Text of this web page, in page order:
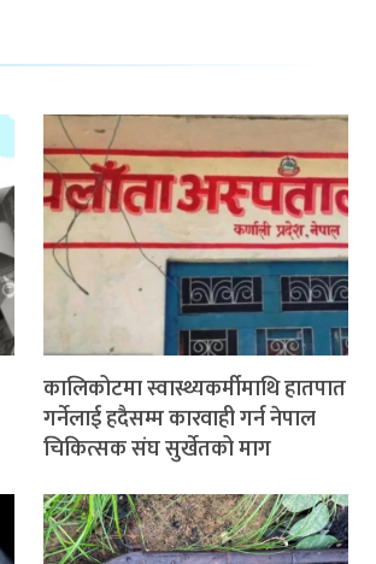
कालिकोटमा स्वास्थ्यकर्मीमाथि हातपात
गर्नेलाई हदैसम्म कारवाही गर्न नेपाल
चिकित्सक संघ सुर्खेतको माग